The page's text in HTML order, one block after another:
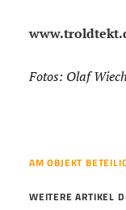
Fotos: Olaf
AM OBJEKT
WEITERE ARTIKEL